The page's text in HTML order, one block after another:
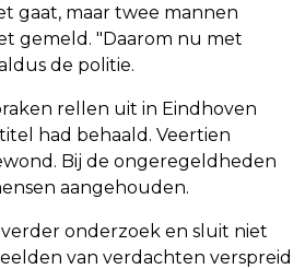
gaat, maar twee mannen
gemeld. "Daarom nu met
de politie.
rellen uit in Eindhoven
had behaald. Veertien
Bij de ongeregeldheden
aangehouden.
onderzoek en sluit niet
van verdachten verspreid